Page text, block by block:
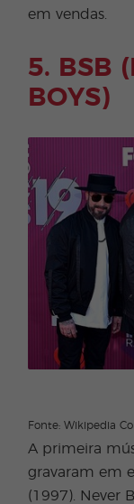
em vendas.
5. BSB
BOYS)
Fonte: Wikipedia
A primeira
gravaram em
(1997). Never